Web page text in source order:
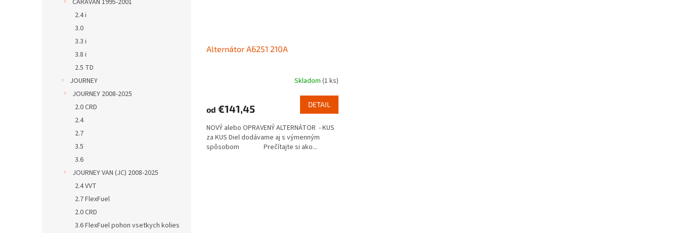
CARAVAN 1995-2001
2.4 i
3.0
3.3 i
3.8 i
2.5 TD
JOURNEY
JOURNEY 2008-2025
2.0 CRD
2.4
2.7
3.5
3.6
JOURNEY VAN (JC) 2008-2025
2.4 VVT
2.7 FlexFuel
2.0 CRD
3.6 FlexFuel pohon vsetkych kolies
Alternátor A6251 210A
Skladom (1 ks)
od €141,45 DETAIL
NOVÝ alebo OPRAVENÝ ALTERNÁTOR - KUS
za KUS Diel dodávame aj s výmenným
spôsobom Prečítajte si ako...